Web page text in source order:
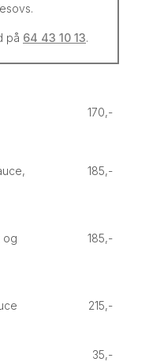
på 64 43 10 13.
170,-
185,-
og
185,-
215,-
35,-